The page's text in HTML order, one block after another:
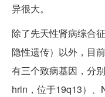
异很大。
除了先天性肾病综合
隐性遗传）以外，目
有三个致病基因，分
hrin，位于19q13）